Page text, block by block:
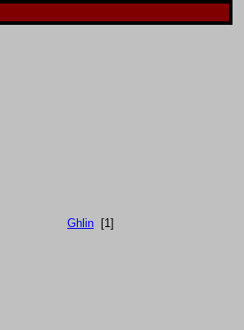
Ghlin [1]